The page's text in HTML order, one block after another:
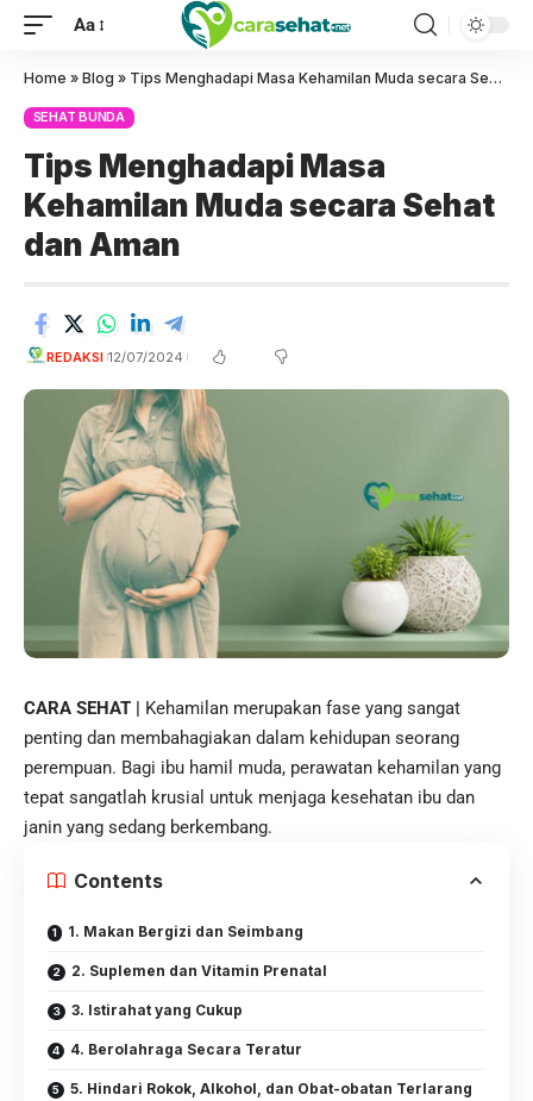
Aa
Home » Blog » Tips Menghadapi Masa Kehamilan Muda secara Sehat dan Aman
SEHAT BUNDA
Tips Menghadapi Masa
Kehamilan Muda secara Sehat
dan Aman
REDAKSI 12/07/2024
CARA SEHAT |
Kehamilan merupakan fase yang sangat
penting dan membahagiakan dalam kehidupan seorang
perempuan. Bagi ibu hamil muda, perawatan kehamilan yang
tepat sangatlah krusial untuk menjaga kesehatan ibu dan
janin yang sedang berkembang.
Contents
1. Makan Bergizi dan Seimbang
2. Suplemen dan Vitamin Prenatal
3. Istirahat yang Cukup
4. Berolahraga Secara Teratur
5. Hindari Rokok, Alkohol, dan Obat-obatan Terlarang